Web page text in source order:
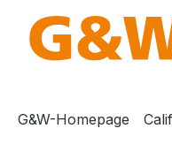
Hauptinhalt springen
Zur Suche springen
Zur Hauptnavigation
G&W-Homepage